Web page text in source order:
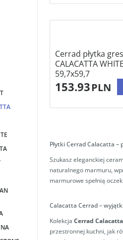
Cerrad płytka
CALACATTA
59,7x59,7
153.93PLN
Płytki Cerrad Calacatta
Szukasz eleganckiej
naturalnego marmuru,
marmurowe spełnią
Calacatta Cerrad –
Kolekcja Cerrad Calacatta
przestronnej kuchni, jak